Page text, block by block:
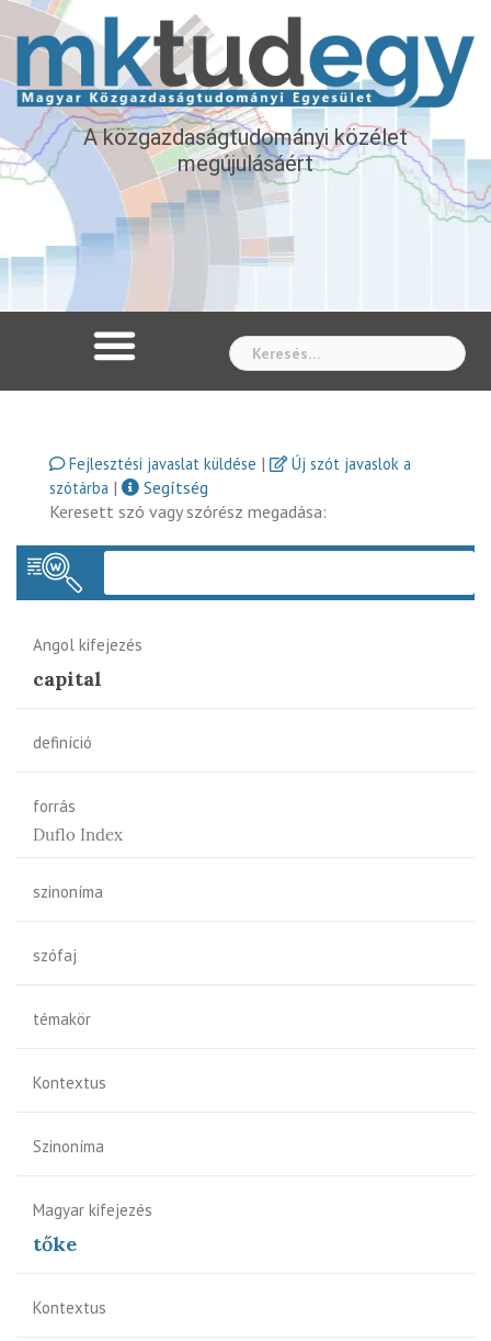
A közgazdaságtudományi közélet
megújulásáért
Fejlesztési javaslat küldése |
Új szót javaslok a
szótárba |
Segítség
Keresett szó vagy szórész megadása:
Angol kifejezés
capital
definíció
forrás
Duflo Index
szinoníma
szófaj
témakör
Kontextus
Szinoníma
Magyar kifejezés
tőke
Kontextus